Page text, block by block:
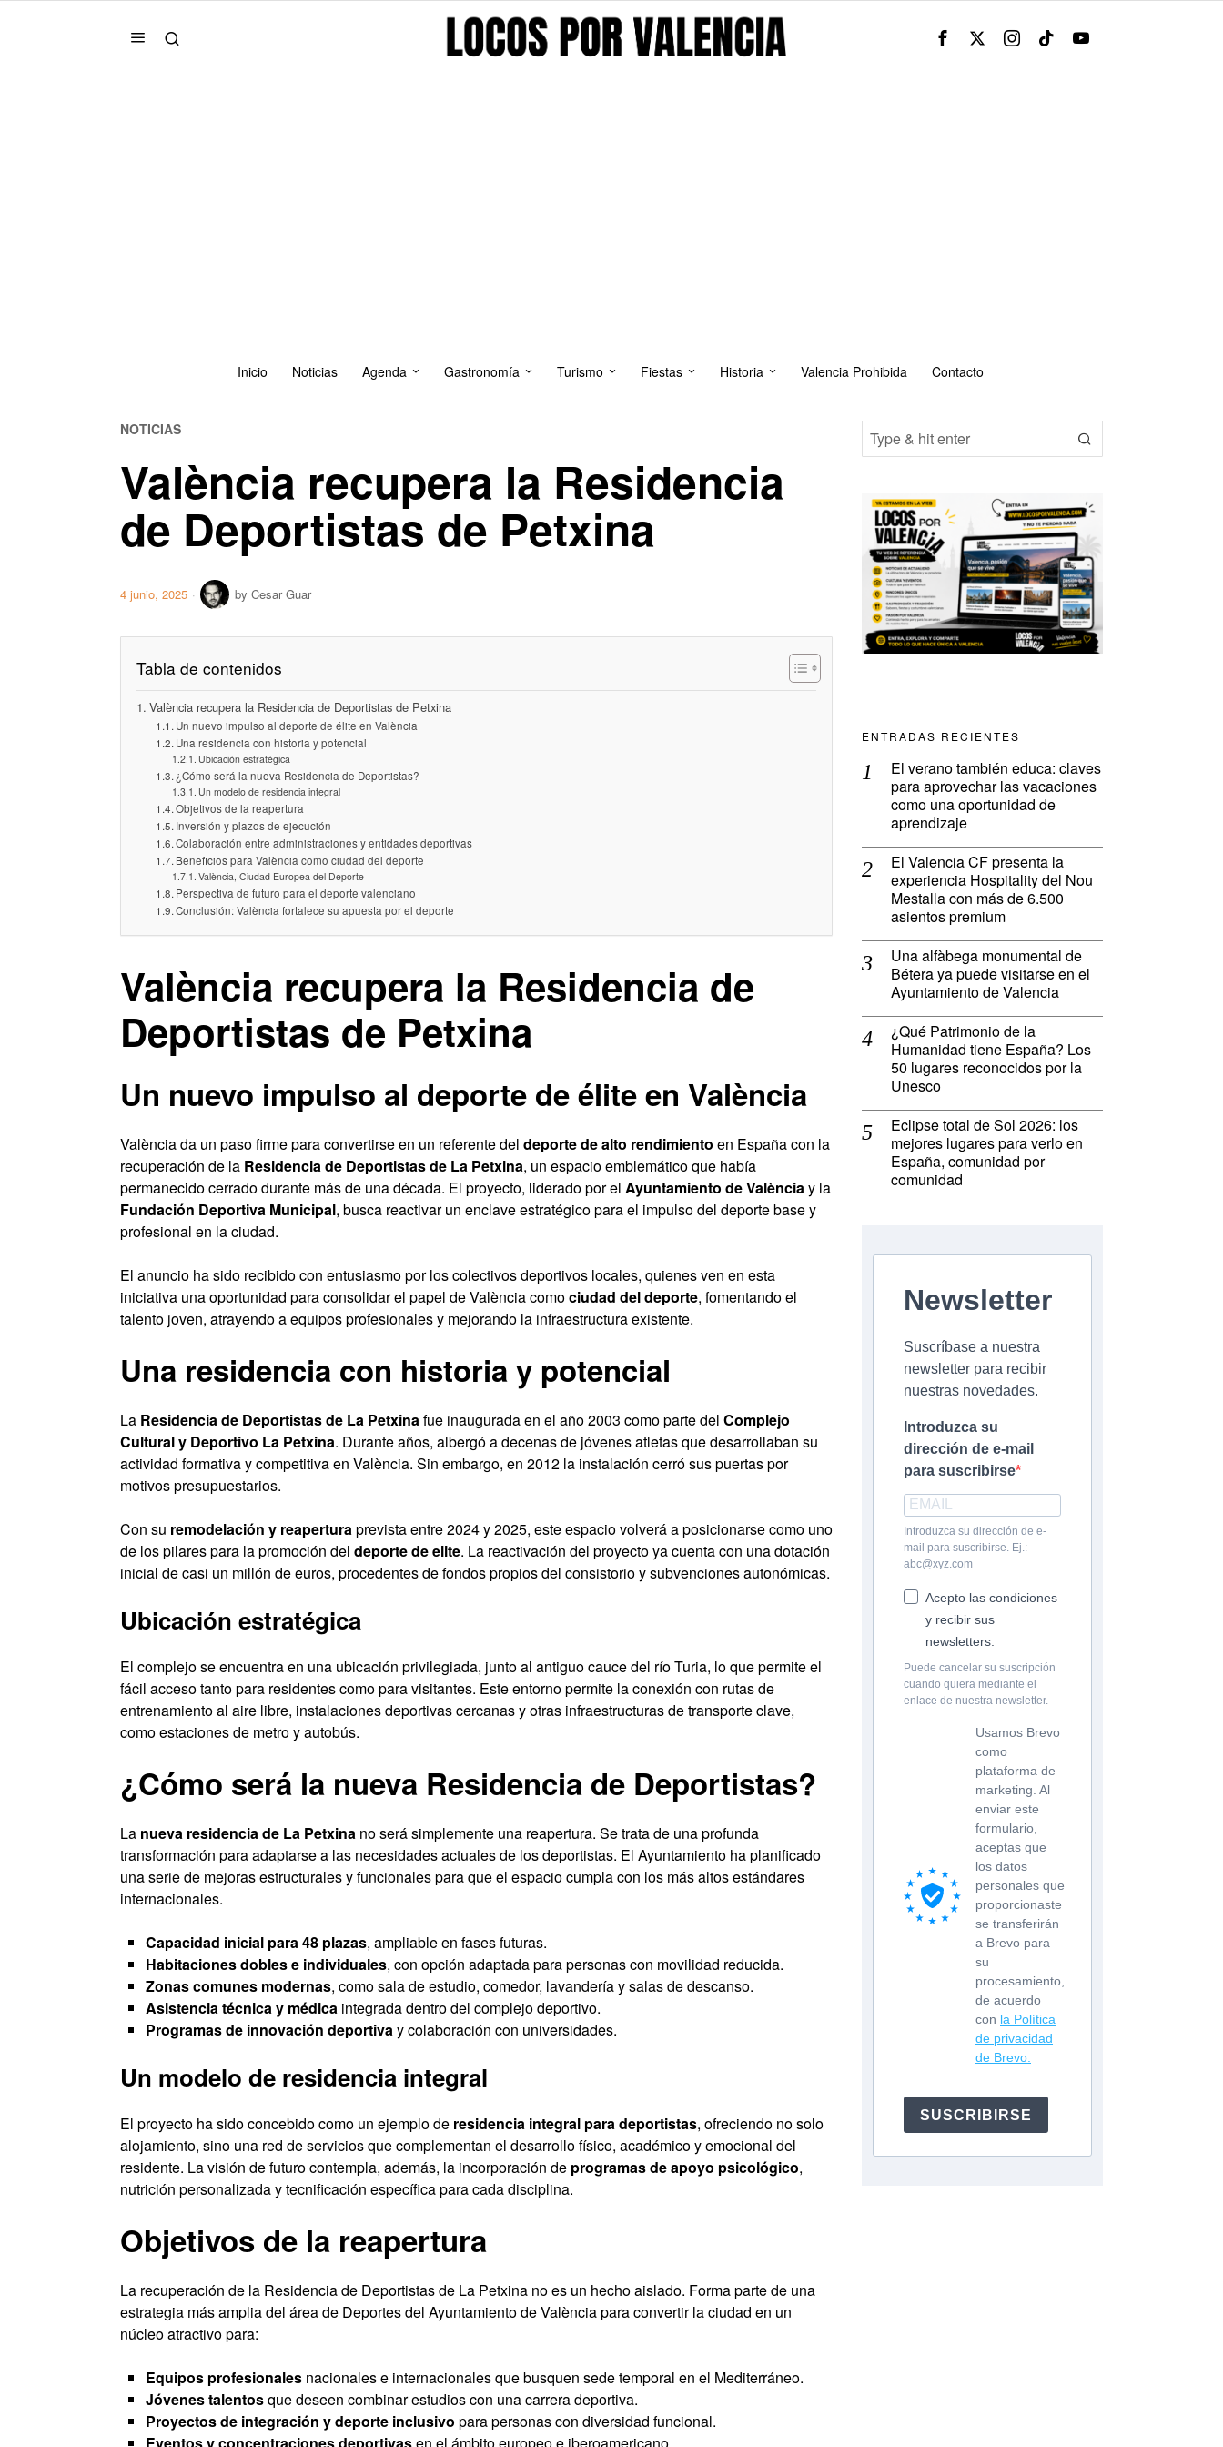
Inicio Noticias Agenda Gastronomía Turismo Fiestas Historia Valencia Prohibida Contacto
NOTICIAS
València recupera la Residencia
de Deportistas de Petxina
4 junio, 2025 by Cesar Guar
Tabla de contenidos
València recupera la Residencia de Deportistas de Petxina
Un nuevo impulso al deporte de élite en València
Una residencia con historia y potencial
Ubicación estratégica
¿Cómo será la nueva Residencia de Deportistas?
Un modelo de residencia integral
Objetivos de la reapertura
Inversión y plazos de ejecución
Colaboración entre administraciones y entidades deportivas
Beneficios para València como ciudad del deporte
València, Ciudad Europea del Deporte
Perspectiva de futuro para el deporte valenciano
Conclusión: València fortalece su apuesta por el deporte
València recupera la Residencia de
Deportistas de Petxina
Un nuevo impulso al deporte de élite en València
València da un paso firme para convertirse en un referente del deporte de alto rendimiento en España con la
recuperación de la Residencia de Deportistas de La Petxina, un espacio emblemático que había
permanecido cerrado durante más de una década. El proyecto, liderado por el Ayuntamiento de València y la
Fundación Deportiva Municipal, busca reactivar un enclave estratégico para el impulso del deporte base y
profesional en la ciudad.
El anuncio ha sido recibido con entusiasmo por los colectivos deportivos locales, quienes ven en esta
iniciativa una oportunidad para consolidar el papel de València comociudad del deporte, fomentando el
talento joven, atrayendo a equipos profesionales y mejorando la infraestructura existente.
Una residencia con historia y potencial
La Residencia de Deportistas de La Petxina fue inaugurada en el año 2003 como parte del Complejo
Cultural y Deportivo La Petxina. Durante años, albergó a decenas de jóvenes atletas que desarrollaban su
actividad formativa y competitiva en València. Sin embargo, en 2012 la instalación cerró sus puertas por
motivos presupuestarios.
Con su remodelación y reapertura prevista entre 2024 y 2025, este espacio volverá a posicionarse como uno
de los pilares para la promoción del deporte de elite. La reactivación del proyecto ya cuenta con una dotación
inicial de casi un millón de euros, procedentes de fondos propios del consistorio y subvenciones autonómicas.
Ubicación estratégica
El complejo se encuentra en una ubicación privilegiada, junto al antiguo cauce del río Turia, lo que permite el
fácil acceso tanto para residentes como para visitantes. Este entorno permite la conexión con rutas de
entrenamiento al aire libre, instalaciones deportivas cercanas y otras infraestructuras de transporte clave,
como estaciones de metro y autobús.
¿Cómo será la nueva Residencia de Deportistas?
La nueva residencia de La Petxina no será simplemente una reapertura. Se trata de una profunda
transformación para adaptarse a las necesidades actuales de los deportistas. El Ayuntamiento ha planificado
una serie de mejoras estructurales y funcionales para que el espacio cumpla con los más altos estándares
internacionales.
Capacidad inicial para 48 plazas, ampliable en fases futuras.
Habitaciones dobles e individuales, con opción adaptada para personas con movilidad reducida.
Zonas comunes modernas, como sala de estudio, comedor, lavandería y salas de descanso.
Asistencia técnica y médica integrada dentro del complejo deportivo.
Programas de innovación deportiva y colaboración con universidades.
Un modelo de residencia integral
El proyecto ha sido concebido como un ejemplo de residencia integral para deportistas, ofreciendo no solo
alojamiento, sino una red de servicios que complementan el desarrollo físico, académico y emocional del
residente. La visión de futuro contempla, además, la incorporación de programas de apoyo psicológico,
nutrición personalizada y tecnificación específica para cada disciplina.
Objetivos de la reapertura
La recuperación de la Residencia de Deportistas de La Petxina no es un hecho aislado. Forma parte de una
estrategia más amplia del área de Deportes del Ayuntamiento de València para convertir la ciudad en un
núcleo atractivo para:
Equipos profesionales nacionales e internacionales que busquen sede temporal en el Mediterráneo.
Jóvenes talentosque deseen combinar estudios con una carrera deportiva.
Proyectos de integración y deporte inclusivo para personas con diversidad funcional.
Eventos y concentraciones deportivasen el ámbito europeo e iberoamericano.
ENTRADAS RECIENTES
El verano también educa: claves
para aprovechar las vacaciones
como una oportunidad de
aprendizaje
El Valencia CF presenta la
experiencia Hospitality del Nou
Mestalla con más de 6.500
asientos premium
Una alfàbega monumental de
Bétera ya puede visitarse en el
Ayuntamiento de Valencia
¿Qué Patrimonio de la
Humanidad tiene España? Los
50 lugares reconocidos por la
Unesco
Eclipse total de Sol 2026: los
mejores lugares para verlo en
España, comunidad por
comunidad
Newsletter
Suscríbase a nuestra
newsletter para recibir
nuestras novedades.
Introduzca su
dirección de e-mail
para suscribirse
Introduzca su dirección de e-
mail para suscribirse. Ej.:
abc@xyz.com
Acepto las condiciones
y recibir sus
newsletters.
Puede cancelar su suscripción
cuando quiera mediante el
enlace de nuestra newsletter.
Usamos Brevo
como
plataforma de
marketing. Al
enviar este
formulario,
aceptas que
los datos
personales que
proporcionaste
se transferirán
a Brevo para
su
procesamiento,
de acuerdo
con la Política
de privacidad
de Brevo.
SUSCRIBIRSE